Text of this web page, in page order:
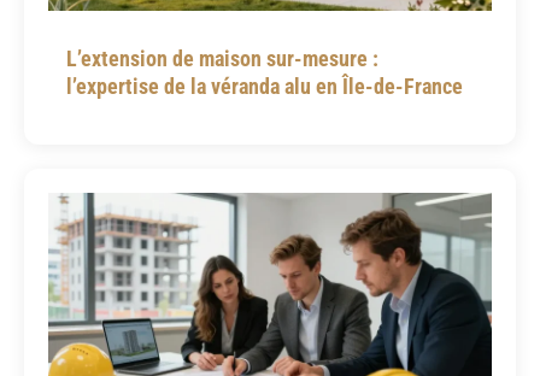
L’extension de maison sur-mesure :
l’expertise de la véranda alu en Île-de-France